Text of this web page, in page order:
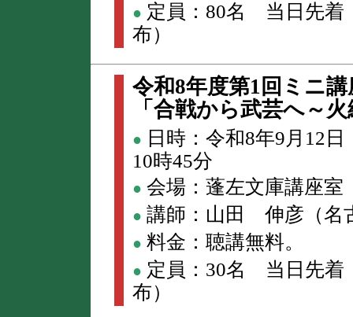
● 定員：80名 当日先着
布）
令和8年度第1回ミニ講
「合戦から武芸へ～
● 日時：令和8年9月12
10時45分
● 会場：蓬左文庫講座室
● 講師：山田 伸彦（名
● 料金：聴講無料。
● 定員：30名 当日先着
布）